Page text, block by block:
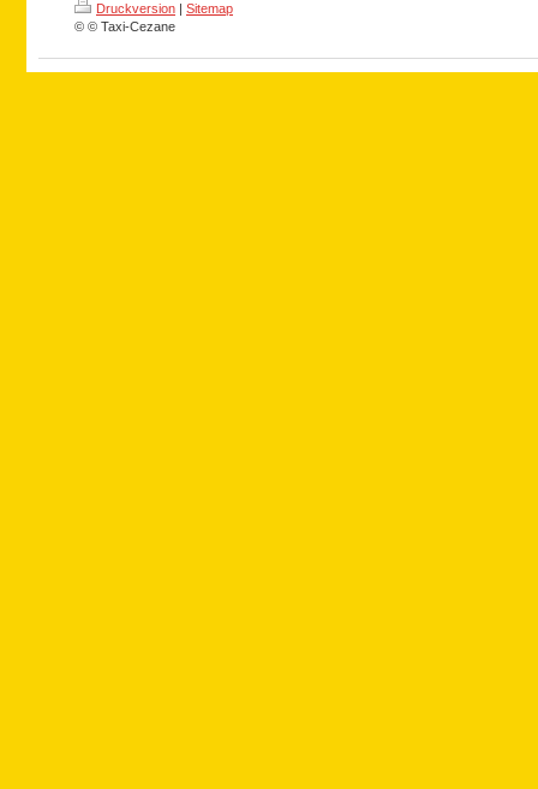
Druckversion | Sitemap
© © Taxi-Cezane